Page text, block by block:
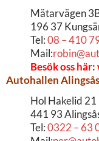
Mätarvägen
196 37
Tel:08 – 410
Mail:
Besök oss här:
Autohallen Alingsås
Hol Hakelid 21
441 93
Tel:0322 – 63